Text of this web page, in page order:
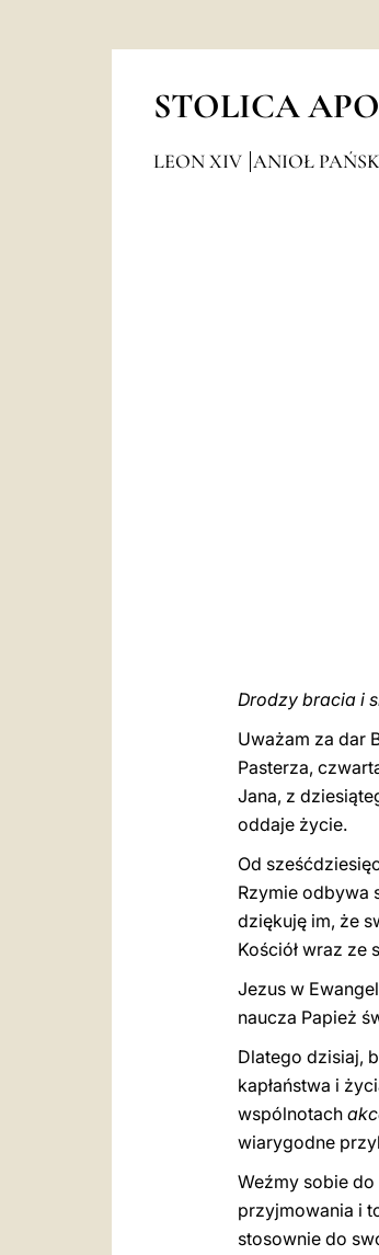
STOLICA
LEON XIV ANIOŁ
Drodzy bracia i
Uważam za dar
Pasterza,
Jana, z
oddaje życie.
Od
Rzymie odbywa
dziękuję im, że
Kościół wraz ze
Jezus w
naucza Papież
Dlatego dzisiaj,
kapłaństwa i
wspólnotach
wiarygodne
Weźmy sobie do
przyjmowania i
stosownie do